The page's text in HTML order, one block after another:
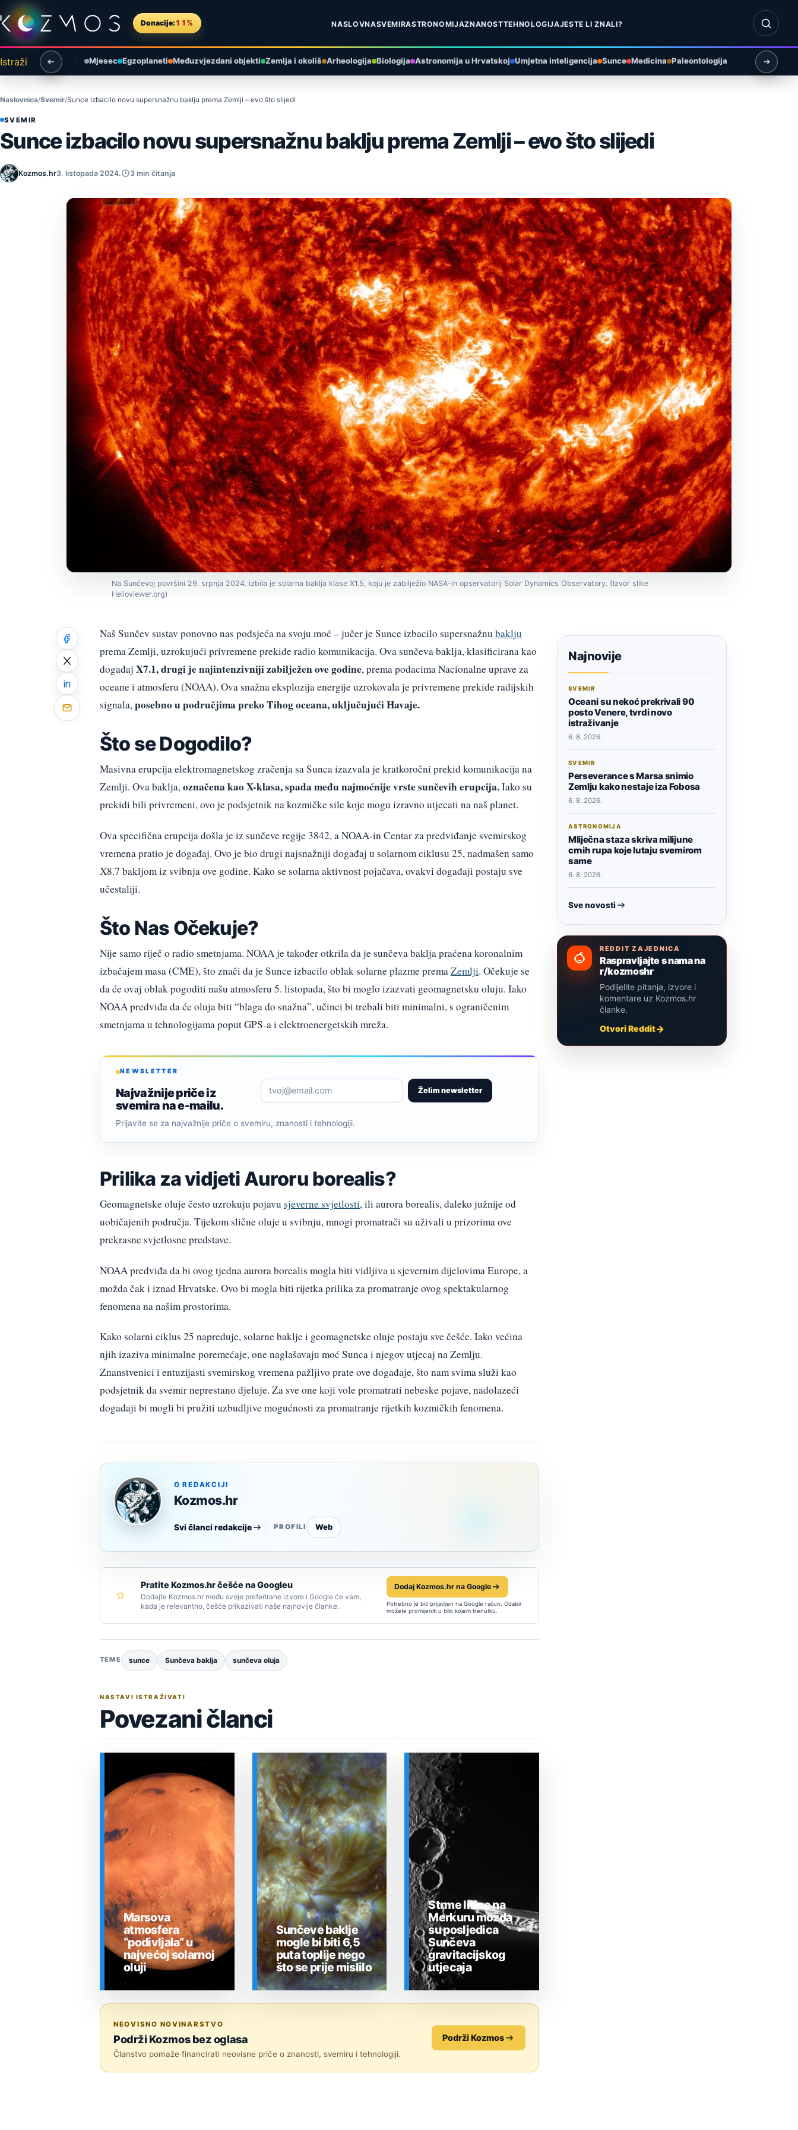
Preskoči na sadržaj
Donacije: 11% NASLOVNASVEMIRASTRONOMIJAZNANOSTTEHNOLOGIJAJESTE LI ZNALI?
Otvori
Istraži Mjesec Egzoplaneti Međuzvjezdani objekti Zemlja i okoliš Arheologija Biologija Astronomija u Hrvatskoj Umjetna inteligencija Sunce Medicina Paleontologija
Naslovnica Svemir Sunce izbacilo novu supersnažnu baklju prema Zemlji – evo što slijedi
SVEMIR
Sunce izbacilo novu supersnažnu baklju prema Zemlji – evo što slijedi
Kozmos.hr3. listopada 2024. 3 min čitanja
Na Sunčevoj površini 29. srpnja 2024. izbila je solarna baklja klase X1.5, koju je zabilježio NASA-in opservatorij Solar Dynamics Observatory. (Izvor slike
Helioviewer.org)
Naš Sunčev sustav ponovno nas podsjeća na svoju moć – jučer je Sunce izbacilo supersnažnu baklju
prema Zemlji, uzrokujući privremene prekide radio komunikacija. Ova sunčeva baklja, klasificirana kao
događaj X7.1, drugi je najintenzivniji zabilježen ove godine, prema podacima Nacionalne uprave za
oceane i atmosferu (NOAA). Ova snažna eksplozija energije uzrokovala je privremene prekide radijskih
signala, posebno u područjima preko Tihog oceana, uključujući Havaje.
Što se Dogodilo?
Masivna erupcija elektromagnetskog zračenja sa Sunca izazvala je kratkoročni prekid komunikacija na
Zemlji. Ova baklja,označena kao X-klasa, spada među najmoćnije vrste sunčevih erupcija.Iako su
prekidi bili privremeni, ovo je podsjetnik na kozmičke sile koje mogu izravno utjecati na naš planet.
Ova specifična erupcija došla je iz sunčeve regije 3842, a NOAA-in Centar za predviđanje svemirskog
vremena pratio je događaj. Ovo je bio drugi najsnažniji događaj u solarnom ciklusu 25, nadmašen samo
X8.7 bakljom iz svibnja ove godine. Kako se solarna aktivnost pojačava, ovakvi događaji postaju sve
učestaliji.
Što Nas Očekuje?
Nije samo riječ o radio smetnjama. NOAA je također otkrila da je sunčeva baklja praćena koronalnim
izbačajem masa (CME), što znači da je Sunce izbacilo oblak solarne plazme premaZemlji. Očekuje se
da će ovaj oblak pogoditi našu atmosferu 5. listopada, što bi moglo izazvati geomagnetsku oluju. Iako
NOAA predviđa da će oluja biti “blaga do snažna”, učinci bi trebali biti minimalni, s ograničenim
smetnjama u tehnologijama poput GPS-a i elektroenergetskih mreža.
NEWSLETTER
Najvažnije priče iz
svemira na e-mailu.
Želim newsletter
Prijavite se za najvažnije priče o svemiru, znanosti i tehnologiji.
Prilika za vidjeti Auroru borealis?
Geomagnetske oluje često uzrokuju pojavu sjeverne svjetlosti, ili aurora borealis, daleko južnije od
uobičajenih područja. Tijekom slične oluje u svibnju, mnogi promatrači su uživali u prizorima ove
prekrasne svjetlosne predstave.
NOAA predviđa da bi ovog tjedna aurora borealis mogla biti vidljiva u sjevernim dijelovima Europe, a
možda čak i iznad Hrvatske. Ovo bi mogla biti rijetka prilika za promatranje ovog spektakularnog
fenomena na našim prostorima.
Kako solarni ciklus 25 napreduje, solarne baklje i geomagnetske oluje postaju sve češće. Iako većina
njih izaziva minimalne poremećaje, one naglašavaju moć Sunca i njegov utjecaj na Zemlju.
Znanstvenici i entuzijasti svemirskog vremena pažljivo prate ove događaje, što nam svima služi kao
podsjetnik da svemir neprestano djeluje. Za sve one koji vole promatrati nebeske pojave, nadolazeći
događaji bi mogli bi pružiti uzbudljive mogućnosti za promatranje rijetkih kozmičkih fenomena.
O REDAKCIJI
Kozmos.hr
Svi članci redakcije PROFILI Web
Pratite Kozmos.hr češće na Googleu
Dodajte Kozmos.hr među svoje preferirane izvore i Google će vam,
kada je relevantno, češće prikazivati naše najnovije članke.
Dodaj Kozmos.hr na Google
Potrebno je biti prijavljen na Google račun. Odabir
možete promijeniti u bilo kojem trenutku.
TEME sunce Sunčeva baklja sunčeva oluja
NASTAVI ISTRAŽIVATI
Povezani članci
Marsova
atmosfera
“podivljala” u
najvećoj solarnoj
oluji
Sunčeve baklje
mogle bi biti 6,5
puta toplije nego
što se prije mislilo
Strme litice na
Merkuru možda
su posljedica
Sunčeva
gravitacijskog
utjecaja
NEOVISNO NOVINARSTVO
Podrži Kozmos bez oglasa
Članstvo pomaže financirati neovisne priče o znanosti, svemiru i tehnologiji.
Podrži Kozmos
Najnovije
SVEMIR
Oceani su nekoć prekrivali 90
posto Venere, tvrdi novo
istraživanje
6. 8. 2026.
SVEMIR
Perseverance s Marsa snimio
Zemlju kako nestaje iza Fobosa
6. 8. 2026.
ASTRONOMIJA
Mliječna staza skriva milijune
crnih rupa koje lutaju svemirom
same
6. 8. 2026.
Sve novosti
REDDIT ZAJEDNICA
Raspravljajte s nama na
r/kozmoshr
Podijelite pitanja, izvore i
komentare uz Kozmos.hr
članke.
Otvori Reddit